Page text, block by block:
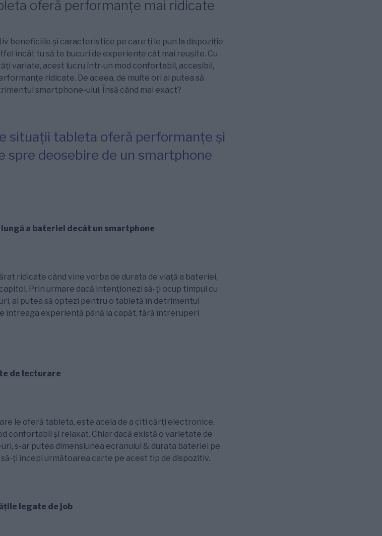
oferă performanțe mai ridicate
beneficiile și caracteristice pe care ți le pun la dispoziție
încât tu să te bucuri de experiențe cât mai reușite. Cu
variate, acest lucru într-un mod confortabil, accesibil,
ridicate. De aceea, de multe ori ai putea să
smartphone-ului. Însă când mai exact?
situații tableta oferă performanțe și
spre deosebire de un smartphone
a bateriei decât un smartphone
ridicate când vine vorba de durata de viață a bateriei,
Prin urmare dacă intenționezi să-ți ocup timpul cu
ai putea să optezi pentru o tabletă în detrimentul
întreaga experiență până la capăt, fără întreruperi
de lecturare
le oferă tableta, este acela de a citi cărți electronice,
confortabil și relaxat. Chiar dacă există o varietate de
s-ar putea dimensiunea ecranului & durata bateriei pe
ți începi următoarea carte pe acest tip de dispozitiv.
legate de job